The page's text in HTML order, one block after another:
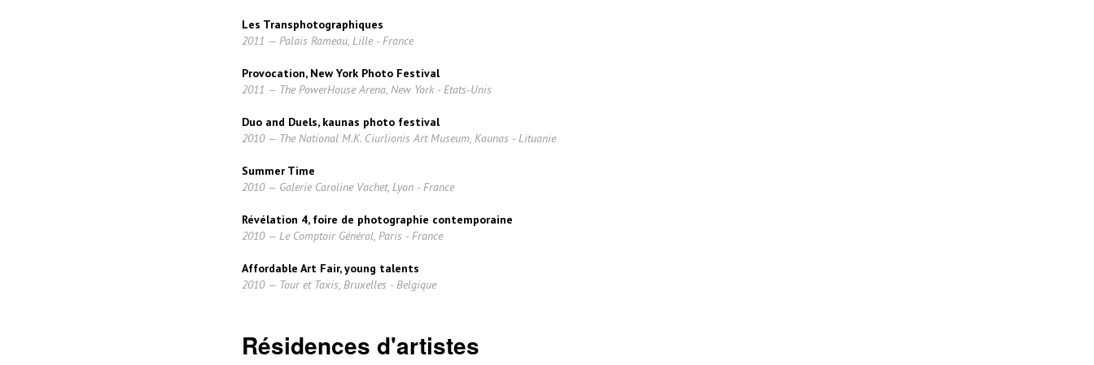
Les Transphotographiques
2011 — Palais Rameau, Lille - France
Provocation, New York Photo Festival
2011 — The PowerHouse Arena, New York - Etats-Unis
Duo and Duels, kaunas photo festival
2010 — The National M.K. Ciurlionis Art Museum, Kaunas - Lituanie
Summer Time
2010 — Galerie Caroline Vachet, Lyon - France
Révélation 4, foire de photographie contemporaine
2010 — Le Comptoir Général, Paris - France
Affordable Art Fair, young talents
2010 — Tour et Taxis, Bruxelles - Belgique
Résidences d'artistes